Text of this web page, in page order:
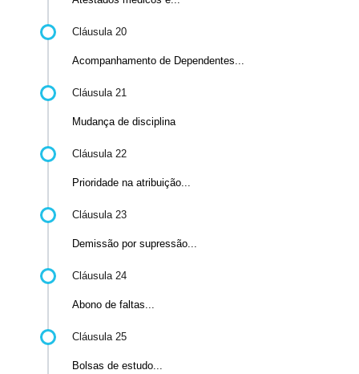
Cláusula 20
Acompanhamento de Dependentes...
Cláusula 21
Mudança de disciplina
Cláusula 22
Prioridade na atribuição...
Cláusula 23
Demissão por supressão...
Cláusula 24
Abono de faltas...
Cláusula 25
Bolsas de estudo...